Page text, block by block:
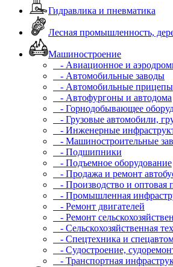
Гидравлика и пневматика
Лесная промышленность,
Машиностроение
- Авиационное и
- Автомобильные заводы
- Автомобильные прицепы
- Автофургоны и автодома
- Горнодобывающее
- Грузовые автомобили,
- Инженерные
- Машиностроительные
- Подшипники
- Подъемное оборудование
- Продажа и ремонт
- Производство и оптовая
- Промышленная
- Ремонт двигателей
- Ремонт
- Сельскохозяйственная
- Спецтехника и
- Судостроение,
- Транспортная